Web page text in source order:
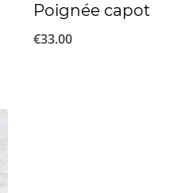
Poignée capot
€33.00